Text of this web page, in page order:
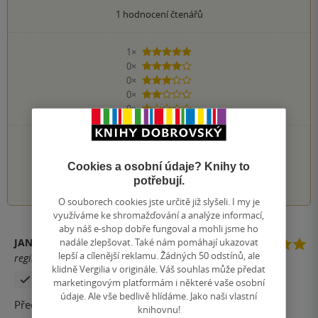
1 hodnocení čtenářů
1×
5 hvězdiček
0×
4 hvězdičky
0×
3 hvězdičky
0×
2 hvězdičky
0×
1 hvezdička
PŘIDEJTE SVÉ HODNOCENÍ KNIHY
1 2 3 4 5
JAN TUNKA
registrovaný uživatel
Zakoupil produkt
Přečtena jedním dechem. Doporučuji :)
Cookies a osobní údaje? Knihy to
potřebují.
O souborech cookies jste určitě již slyšeli. I my je
využíváme ke shromažďování a analýze informací,
aby náš e-shop dobře fungoval a mohli jsme ho
nadále zlepšovat. Také nám pomáhají ukazovat
lepší a cílenější reklamu. Žádných 50 odstínů, ale
klidně Vergilia v originále. Váš souhlas může předat
marketingovým platformám i některé vaše osobní
údaje. Ale vše bedlivě hlídáme. Jako naši vlastní
knihovnu!